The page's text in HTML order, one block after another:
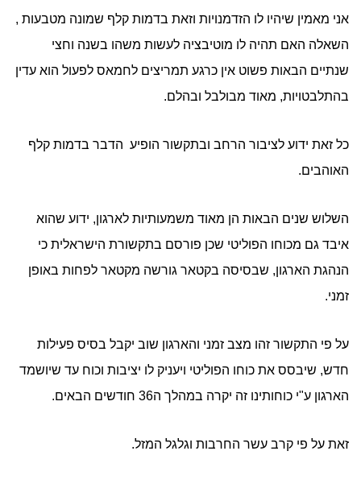
אני מאמין שיהיו לו הזדמנויות וזאת בדמות קלף שמונה מטבעות ,
השאלה האם תהיה לו מוטיבציה לעשות משהו בשנה וחצי
שנתיים הבאות פשוט אין כרגע תמריצים לחמאס לפעול הוא עדין
בהתלבטויות, מאוד מבולבל ובהלם.
כל זאת ידוע לציבור הרחב ובתקשור הופיע הדבר בדמות קלף
האוהבים.
השלוש שנים הבאות הן מאוד משמעותיות לארגון, ידוע שהוא
איבד גם מכוחו הפוליטי שכן פורסם בתקשורת הישראלית כי
הנהגת הארגון, שבסיסה בקטאר גורשה מקטאר לפחות באופן
זמני.
על פי התקשור זהו מצב זמני והארגון שוב יקבל בסיס פעילות
חדש, שיבסס את כוחו הפוליטי ויעניק לו יציבות וכוח עד שיושמד
הארגון ע"י כוחותינו זה יקרה במהלך ה36 חודשים הבאים.
זאת על פי קרב עשר החרבות וגלגל המזל.